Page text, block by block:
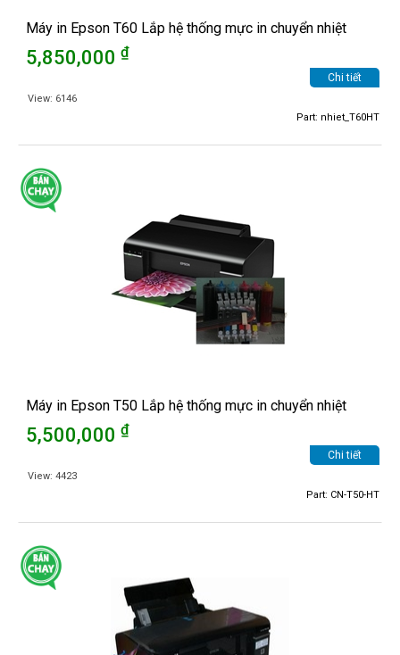
Máy in Epson T60 Lắp hệ thống mực in chuyển nhiệt
5,850,000 ₫
Chi tiết
View: 6146
Part: nhiet_T60HT
Máy in Epson T50 Lắp hệ thống mực in chuyển nhiệt
5,500,000 ₫
Chi tiết
View: 4423
Part: CN-T50-HT